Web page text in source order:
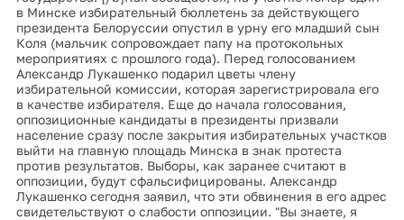
в Минске избирательный бюллетень за действующего
президента Белоруссии опустил в урну его младший сын
Коля (мальчик сопровождает папу на протокольных
мероприятиях с прошлого года). Перед голосованием
Александр Лукашенко подарил цветы члену
избирательной комиссии, которая зарегистрировала его
в качестве избирателя. Еще до начала голосования,
оппозиционные кандидаты в президенты призвали
население сразу после закрытия избирательных участков
выйти на главную площадь Минска в знак протеста
против результатов. Выборы, как заранее считают в
оппозиции, будут сфальсифицированы. Александр
Лукашенко сегодня заявил, что эти обвинения в его адрес
свидетельствуют о слабости оппозиции. "Вы знаете, я